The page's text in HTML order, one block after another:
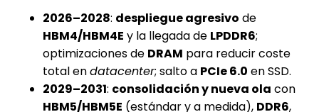
2026–2028: despliegue agresivo de
HBM4/HBM4E y la llegada de LPDDR6;
optimizaciones de DRAM para reducir coste
total endatacenter; salto a PCIe 6.0 en SSD.
2029–2031: consolidación y nueva ola con
HBM5/HBM5E (estándar y a medida), DDR6,